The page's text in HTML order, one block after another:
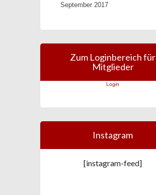
September 2017
Zum Loginbereich für
Mitglieder
Login
Instagram
[instagram-feed]